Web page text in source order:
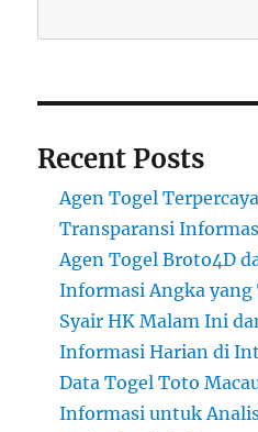
Recent Posts
Agen Togel
Transparansi
Agen Togel Broto4D
Informasi Angka
Syair HK Malam Ini
Informasi Harian di
Data Togel Toto
Informasi untuk